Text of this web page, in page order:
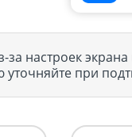
за настроек
при